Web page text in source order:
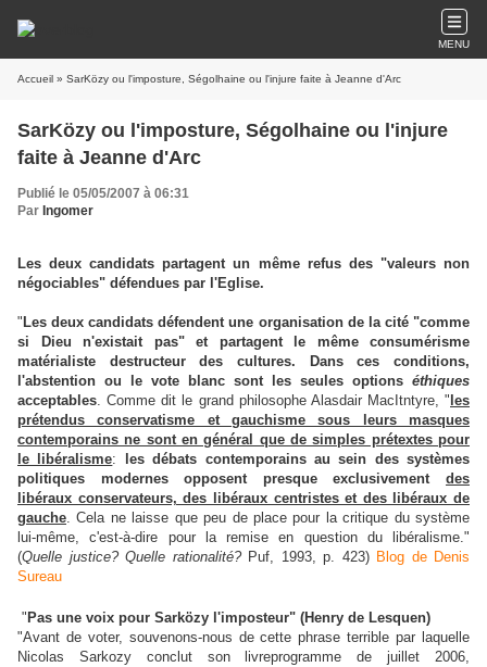
MENU
Accueil » SarKözy ou l'imposture, Ségolhaine ou l'injure faite à Jeanne d'Arc
SarKözy ou l'imposture, Ségolhaine ou l'injure
faite à Jeanne d'Arc
Publié le 05/05/2007 à 06:31
Par Ingomer
Les deux candidats partagent un même refus des "valeurs non
négociables" défendues par l'Eglise.
" Les deux candidats défendent une organisation de la cité "comme
si Dieu n'existait pas" et partagent le même consumérisme
matérialiste destructeur des cultures. Dans ces conditions,
l'abstention ou le vote blanc sont les seules options éthiques
acceptables. Comme dit le grand philosophe Alasdair MacItntyre, " les
prétendus conservatisme et gauchisme sous leurs masques
contemporains ne sont en général que de simples prétextes pour
le libéralisme:
les débats contemporains au sein des systèmes
politiques modernes opposent presque exclusivement des
libéraux conservateurs, des libéraux centristes et des libéraux de
gauche. Cela ne laisse que peu de place pour la critique du système
lui-même, c'est-à-dire pour la remise en question du libéralisme."
(Quelle justice? Quelle rationalité?Puf, 1993, p. 423) Blog de Denis
Sureau
" Pas une voix pour Sarközy l'imposteur" (Henry de Lesquen)
"Avant de voter, souvenons-nous de cette phrase terrible par laquelle
Nicolas Sarkozy conclut son livreprogramme de juillet 2006,